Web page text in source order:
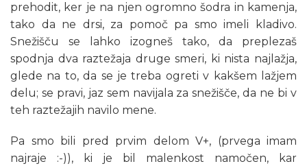
prehodit, ker je na njen ogromno šodra in kamenja,
tako da ne drsi, za pomoč pa smo imeli kladivo.
Snežišču se lahko izogneš tako, da preplezaš
spodnja dva raztežaja druge smeri, ki nista najlažja,
glede na to, da se je treba ogreti v kakšem lažjem
delu; se pravi, jaz sem navijala za snežišče, da ne bi v
teh raztežajih navilo mene.
Pa smo bili pred prvim delom V+, (prvega imam
najraje :-)), ki je bil malenkost namočen, kar